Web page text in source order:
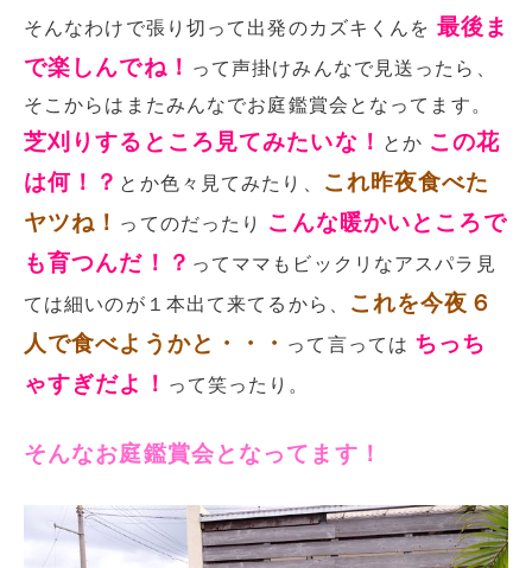
そんなわけで張り切って出発のカズキくんを 最後ま
で楽しんでね！ って声掛けみんなで見送ったら、
そこからはまたみんなでお庭鑑賞会となってます。
芝刈りするところ見てみたいな！ とか この花
は何！？ とか色々見てみたり、
これ昨夜食べた
ヤツね！ ってのだったり こんな暖かいところで
も育つんだ！？ ってママもビックリなアスパラ見
ては細いのが１本出て来てるから、
これを今夜６
人で食べようかと・・・ って言っては ちっち
ゃすぎだよ！ って笑ったり。
そんなお庭鑑賞会となってます！